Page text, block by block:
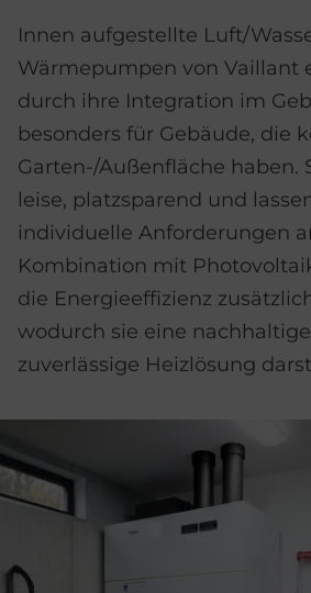
Innen aufgestellte Luft/
Wärmepumpen von Vaillant
durch ihre Integration im
besonders für Gebäude, die
Garten-/Außenfläche haben.
leise, platzsparend und
individuelle Anforderungen
Kombination mit
die Energieeffizienz
wodurch sie eine
zuverlässige Heizlösung